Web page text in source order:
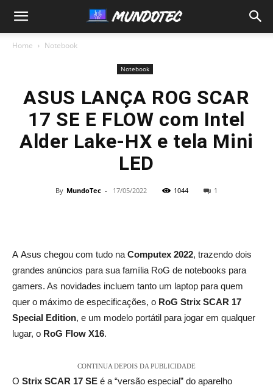
MundoTec
Home Notebook
Notebook
ASUS LANÇA ROG SCAR
17 SE E FLOW com Intel
Alder Lake-HX e tela Mini
LED
By MundoTec - 17/05/2022 1044 1
A Asus chegou com tudo na Computex 2022, trazendo dois
grandes anúncios para sua família RoG de notebooks para
gamers. As novidades incluem tanto um laptop para quem
quer o máximo de especificações, o RoG Strix SCAR 17
Special Edition, e um modelo portátil para jogar em qualquer
lugar, o RoG Flow X16.
CONTINUA DEPOIS DA PUBLICIDADE
O Strix SCAR 17 SE é a “versão especial” do aparelho